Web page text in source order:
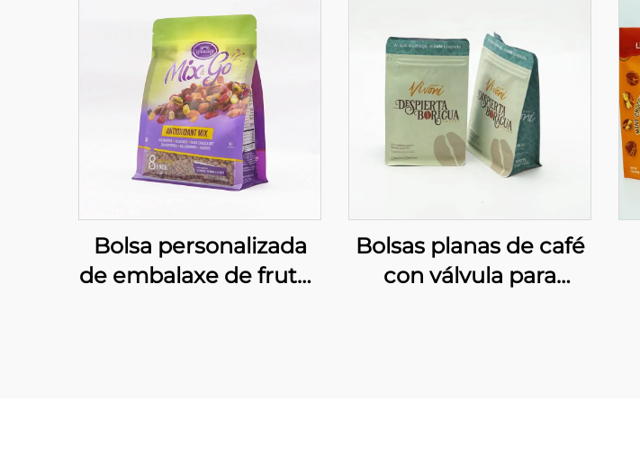
Bolsa personalizada
de embalaxe de frutos
Bolsas planas de café
con válvula para